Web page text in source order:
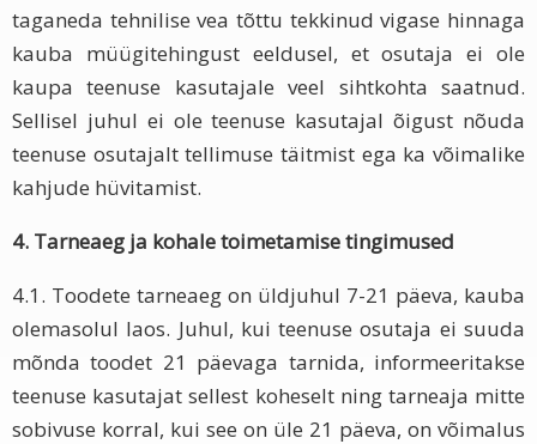
taganeda tehnilise vea tõttu tekkinud vigase hinnaga
kauba müügitehingust eeldusel, et osutaja ei ole
kaupa teenuse kasutajale veel sihtkohta saatnud.
Sellisel juhul ei ole teenuse kasutajal õigust nõuda
teenuse osutajalt tellimuse täitmist ega ka võimalike
kahjude hüvitamist.
4. Tarneaeg ja kohale toimetamise tingimused
4.1. Toodete tarneaeg on üldjuhul 7-21 päeva, kauba
olemasolul laos. Juhul, kui teenuse osutaja ei suuda
mõnda toodet 21 päevaga tarnida, informeeritakse
teenuse kasutajat sellest koheselt ning tarneaja mitte
sobivuse korral, kui see on üle 21 päeva, on võimalus